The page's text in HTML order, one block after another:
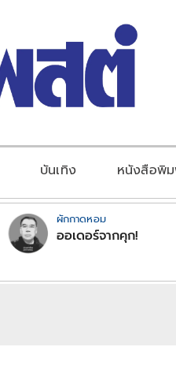
บันเทิง หนังสือพิ
ผักกาดหอม
ออเดอร์จากคุก!